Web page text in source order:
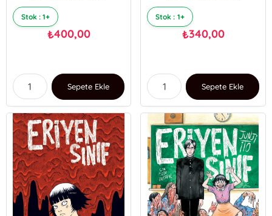
Stok : 1+
₺400,00
Sepete Ekle
Junji İto
Stok : 1+
₺340,00
Sepete Ekle